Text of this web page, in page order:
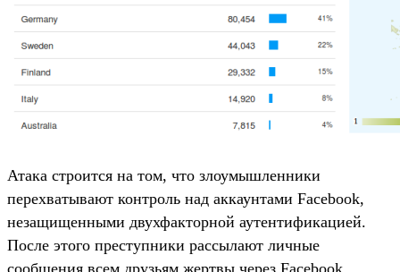
Атака строится на том, что злоумышленники
перехватывают контроль над аккаунтами Facebook,
незащищенными двухфакторной аутентификацией.
После этого преступники рассылают личные
сообщения всем друзьям жертвы через Facebook